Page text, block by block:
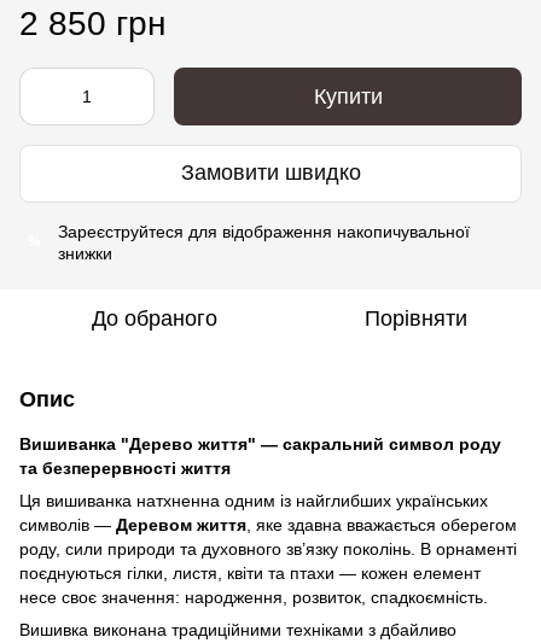
2 850 грн
Купити
Замовити швидко
Зареєструйтеся для відображення накопичувальної
знижки
До обраного Порівняти
Опис
Вишиванка "Дерево життя" — сакральний символ роду
та безперервності життя
Ця вишиванка натхненна одним із найглибших українських
символів — Деревом життя , яке здавна вважається оберегом
роду, сили природи та духовного зв’язку поколінь. В орнаменті
поєднуються гілки, листя, квіти та птахи — кожен елемент
несе своє значення: народження, розвиток, спадкоємність.
Вишивка виконана традиційними техніками з дбайливо